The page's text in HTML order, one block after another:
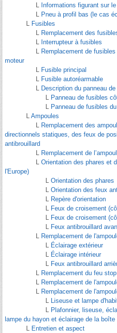
L Informations figurant sur
L Pneu à profil bas (le cas
L Fusibles
L Remplacement des
L Interrupteur à fusibles
L Remplacement de
moteur
L Fusible principal
L Fusible autoréarmable
L Description du panneau
L Panneau de fusibles
L Panneau de fusibles
L Ampoules
L Remplacement des
directionnels statiques, des feux de
antibrouillard
L Remplacement de
L Orientation des phares et
l'Europe)
L Orientation des phares
L Orientation des feux
L Repère d'orientation
L Feux de croisement
L Feux de croisement
L Feux antibrouillard
L Remplacement de
L Éclairage extérieur
L Éclairage intérieur
L Feux antibrouillard
L Remplacement du feu
L Remplacement de
L Remplacement de
L Liseuse et lampe
L Plafonnier, liseuse,
lampe du hayon et éclairage de la boîte
L Entretien et aspect